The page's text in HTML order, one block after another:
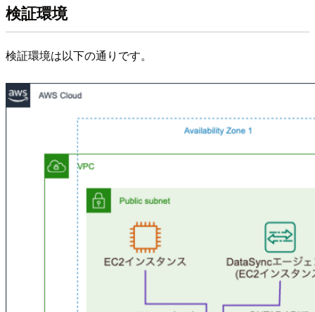
検証環境
検証環境は以下の通りです。